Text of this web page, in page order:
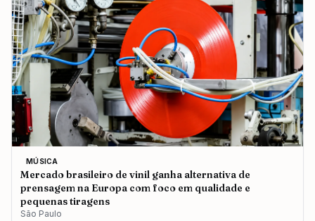
MÚSICA
Mercado brasileiro de vinil ganha alternativa de
prensagem na Europa com foco em qualidade e
pequenas tiragens
São Paulo